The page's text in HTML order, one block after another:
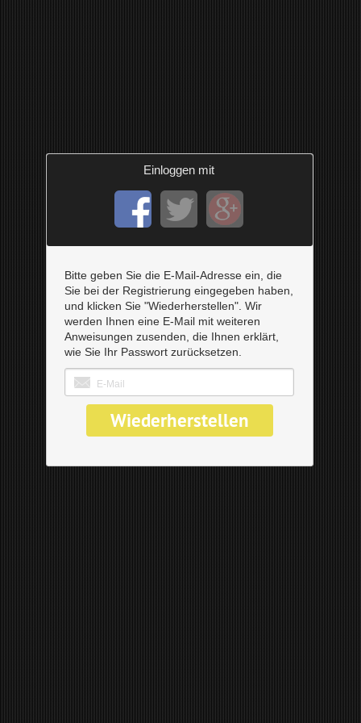
Einloggen mit
Bitte geben Sie die E-Mail-Adresse ein, die
Sie bei der Registrierung eingegeben haben,
und klicken Sie "Wiederherstellen". Wir
werden Ihnen eine E-Mail mit weiteren
Anweisungen zusenden, die Ihnen erklärt,
wie Sie Ihr Passwort zurücksetzen.